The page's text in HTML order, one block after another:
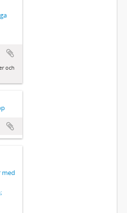
och
med